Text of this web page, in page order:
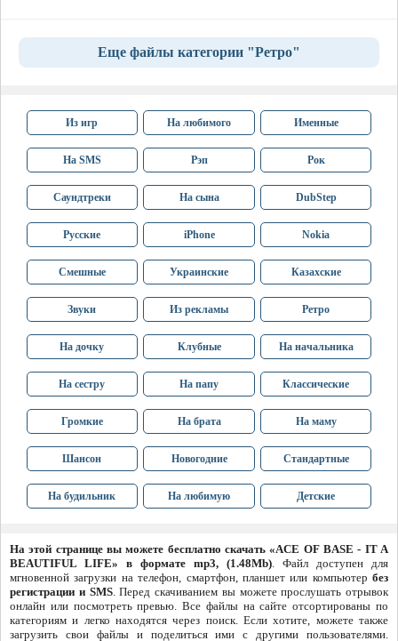
Еще файлы категории "Ретро"
Из игр На любимого Именные
На SMS Рэп Рок
Саундтреки На сына DubStep
Русские iPhone Nokia
Смешные Украинские Казахские
Звуки Из рекламы Ретро
На дочку Клубные На начальника
На сестру На папу Классические
Громкие На брата На маму
Шансон Новогодние Стандартные
На будильник На любимую Детские
На этой странице вы можете бесплатно скачать «ACE OF BASE - IT A
BEAUTIFUL LIFE» в формате mp3, (1.48Mb). Файл доступен для
мгновенной загрузки на телефон, смартфон, планшет или компьютер без
регистрации и SMS. Перед скачиванием вы можете прослушать отрывок
онлайн или посмотреть превью. Все файлы на сайте отсортированы по
категориям и легко находятся через поиск. Если хотите, можете также
загрузить свои файлы и поделиться ими с другими пользователями.